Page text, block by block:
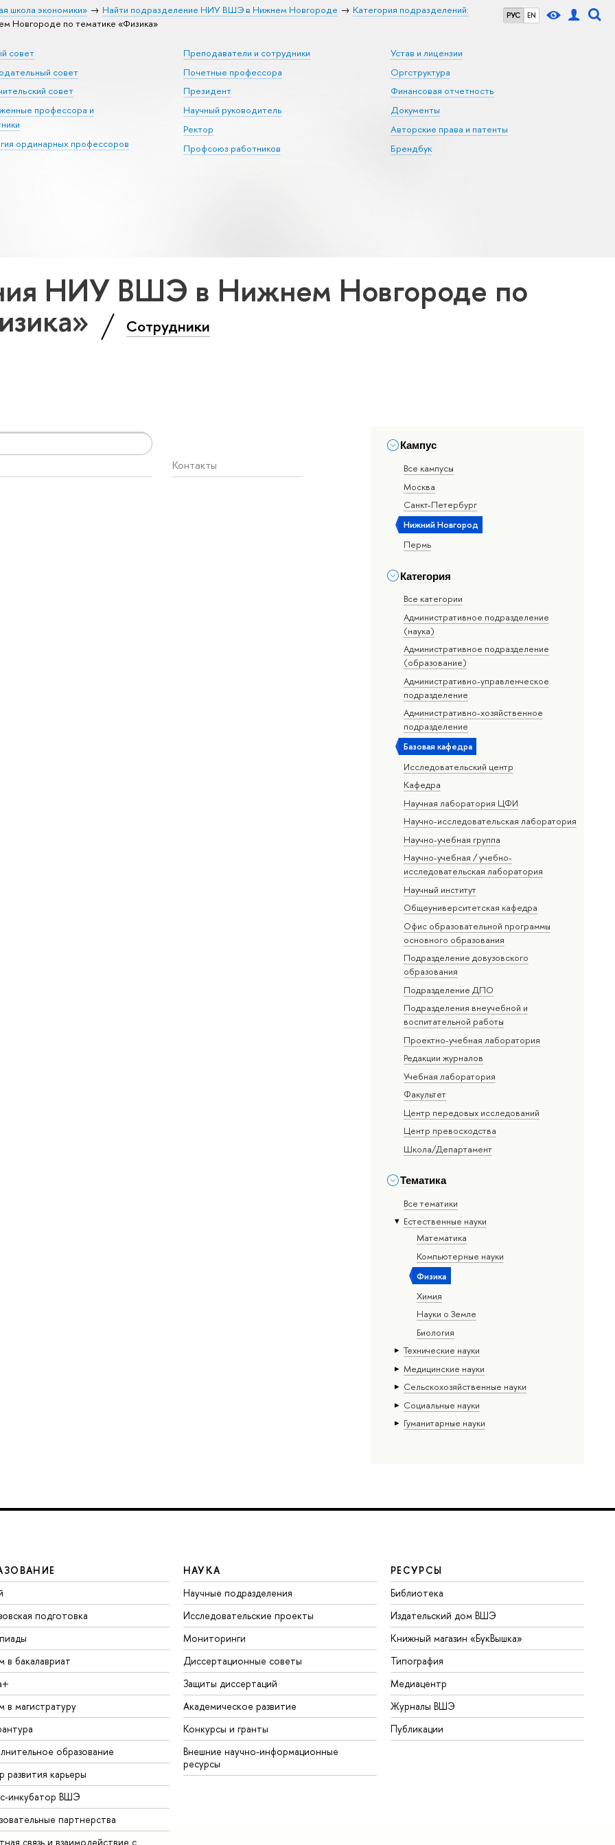
РУС EN
школа экономики» Найти подразделение НИУ ВШЭ в Нижнем Новгороде
Категория подразделений:
по тематике «Физика»
совет
совет
совет
профессора и
ординарных профессоров
Преподаватели и сотрудники
Почетные профессора
Президент
Научный руководитель
Ректор
Профсоюз работников
Устав и лицензии
Оргструктура
Финансовая отчетность
Документы
Авторские права и патенты
Брендбук
НИУ ВШЭ в Нижнем Новгороде по
Сотрудники
Кампус
Все кампусы
Москва
Санкт-Петербург
Нижний Новгород
Пермь
Категория
Все категории
Административное подразделение
(наука)
Административное подразделение
(образование)
Административно-управленческое
подразделение
Административно-хозяйственное
подразделение
Базовая кафедра
Исследовательский центр
Кафедра
Научная лаборатория ЦФИ
Научно-исследовательская лаборатория
Научно-учебная группа
Научно-учебная / учебно-
исследовательская лаборатория
Научный институт
Общеуниверситетская кафедра
Офис образовательной программы
основного образования
Подразделение довузовского
образования
Подразделение ДПО
Подразделения внеучебной и
воспитательной работы
Проектно-учебная лаборатория
Редакции журналов
Учебная лаборатория
Факультет
Центр передовых исследований
Центр превосходства
Школа/Департамент
Тематика
Все тематики
Естественные науки
Математика
Компьютерные науки
Физика
Химия
Науки о Земле
Биология
Тех­ничес­кие науки
Медицинские науки
Сельскохозяйственные науки
Социальные науки
Гуманитарные науки
Контакты
подготовка
в бакалавриат
в магистратуру
образование
развития карьеры
инкубатор ВШЭ
партнерства
связь и взаимодействие с
НАУКА
Научные подразделения
Исследовательские проекты
Мониторинги
Диссертационные советы
Защиты диссертаций
Академическое развитие
Конкурсы и гранты
Внешние научно-информационные
ресурсы
РЕСУРСЫ
Библиотека
Издательский дом ВШЭ
Книжный магазин «БукВышка»
Типография
Медиацентр
Журналы ВШЭ
Публикации